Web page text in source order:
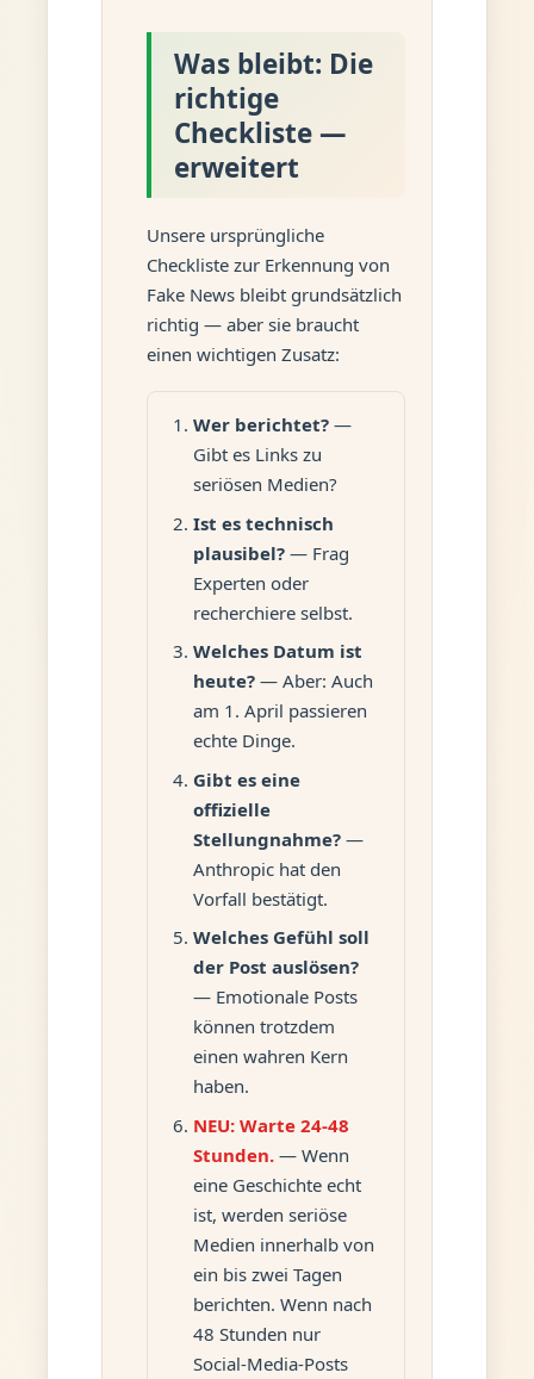
Was bleibt: Die
richtige
Checkliste —
erweitert
Unsere ursprüngliche
Checkliste zur Erkennung von
Fake News bleibt grundsätzlich
richtig — aber sie braucht
einen wichtigen Zusatz:
Wer berichtet?—
Gibt es Links zu
seriösen Medien?
Ist es technisch
plausibel?— Frag
Experten oder
recherchiere selbst.
Welches Datum ist
heute?— Aber: Auch
am 1. April passieren
echte Dinge.
Gibt es eine
offizielle
Stellungnahme?—
Anthropic hat den
Vorfall bestätigt.
Welches Gefühl soll
der Post auslösen?
— Emotionale Posts
können trotzdem
einen wahren Kern
haben.
NEU: Warte 24-48
Stunden.— Wenn
eine Geschichte echt
ist, werden seriöse
Medien innerhalb von
ein bis zwei Tagen
berichten. Wenn nach
48 Stunden nur
Social-Media-Posts